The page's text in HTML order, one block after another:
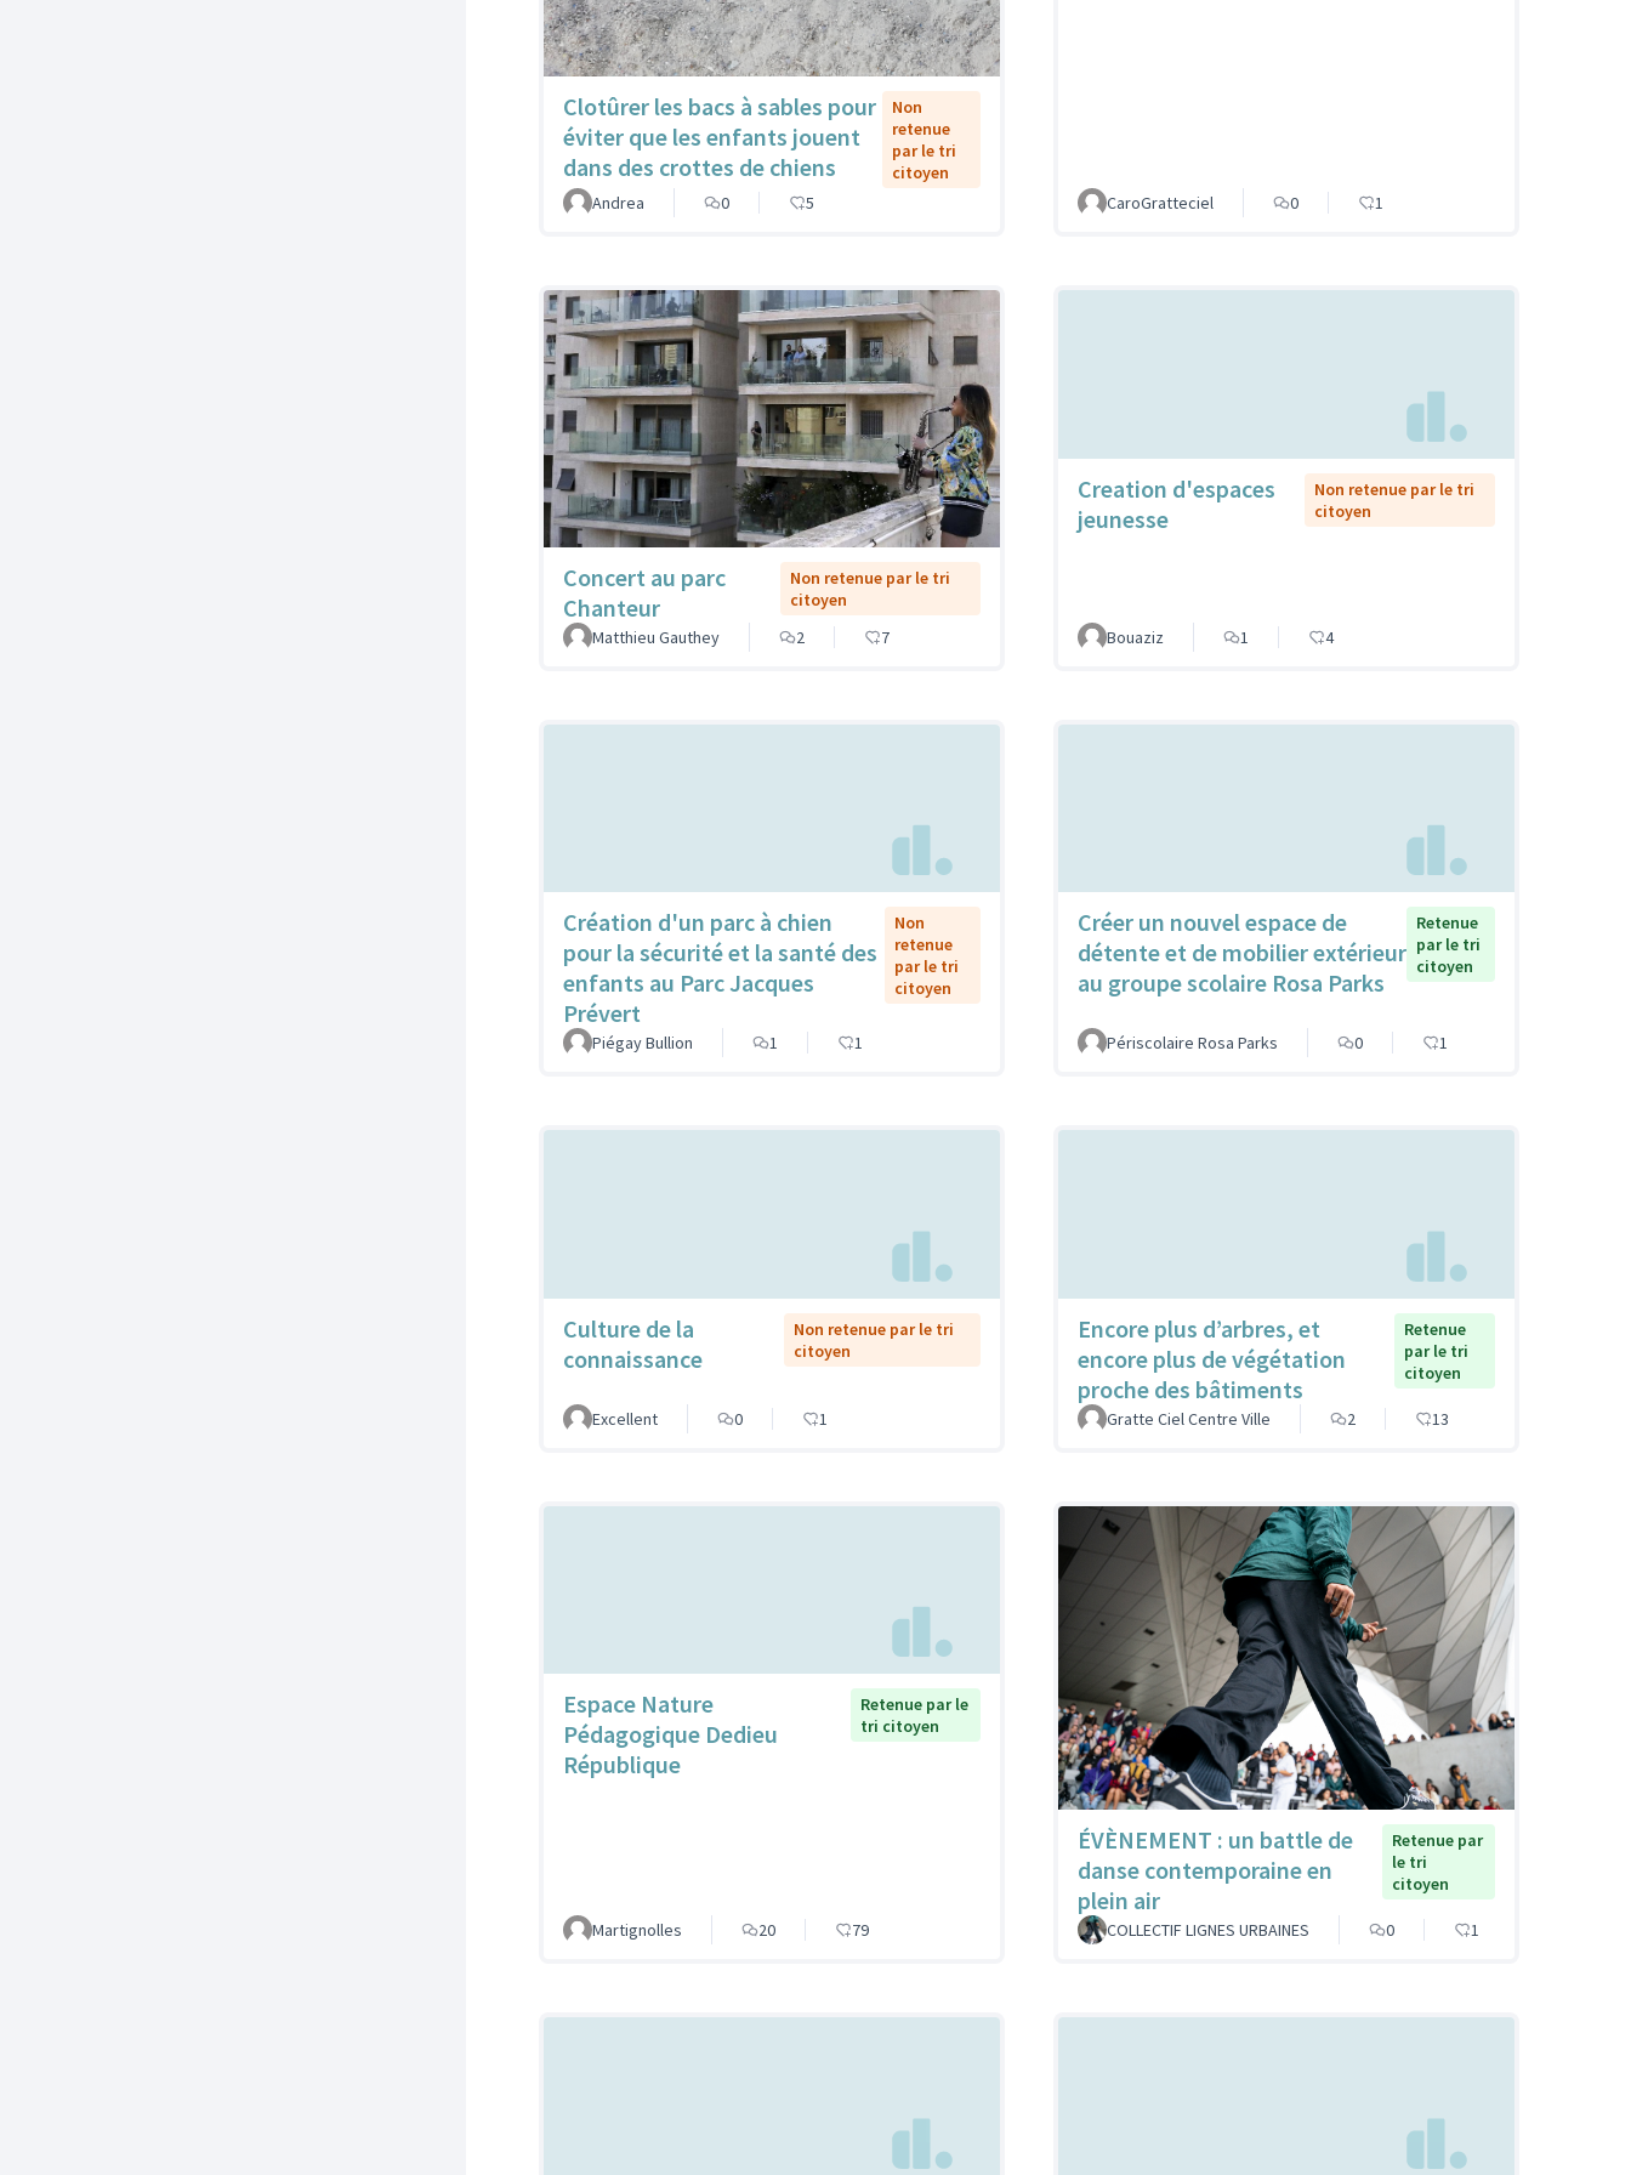
Clotûrer les bacs à sables pour
éviter que les enfants jouent
dans des crottes de chiens
Non
retenue
par le tri
citoyen
Andrea
0 5 CaroGratteciel 0 1
Concert au parc
Chanteur
Non retenue par le tri
citoyen
Matthieu Gauthey
2 7
Creation d'espaces
jeunesse
Non retenue par le tri
citoyen
Bouaziz 1 4
Création d'un parc à chien
pour la sécurité et la santé des
enfants au Parc Jacques
Prévert
Non
retenue
par le tri
citoyen
Piégay Bullion 1 1
Créer un nouvel espace de
détente et de mobilier extérieur
au groupe scolaire Rosa Parks
Retenue
par le tri
citoyen
Périscolaire Rosa Parks 0 1
Culture de la
connaissance
Non retenue par le tri
citoyen
Excellent 0 1
Encore plus d’arbres, et
encore plus de végétation
proche des bâtiments
Retenue
par le tri
citoyen
Gratte Ciel Centre Ville 2 13
Espace Nature
Pédagogique Dedieu
République
Retenue par le
tri citoyen
Martignolles 20 79
ÉVÈNEMENT : un battle de
danse contemporaine en
plein air
Retenue par
le tri
citoyen
COLLECTIF LIGNES URBAINES 0 1